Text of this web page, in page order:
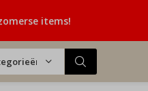
items!